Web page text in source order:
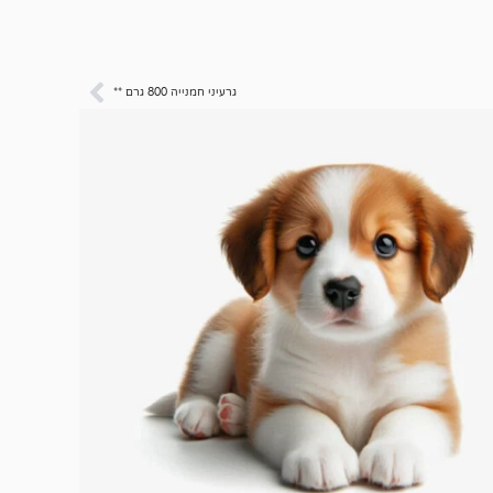
גרעיני חמנייה 800 גרם **